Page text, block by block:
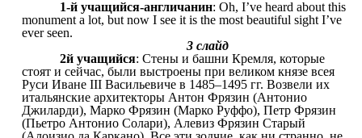
1-й учащийся-англичанин: Oh, I’ve heard about this
monument a lot, but now I see it is the most beautiful sight I’ve
ever seen.
3 слайд
2й учащийся: Стены и башни Кремля, которые
стоят и сейчас, были выстроены при великом князе всея
Руси Иване III Васильевиче в 1485–1495 гг. Возвели их
итальянские архитекторы Антон Фрязин (Антонио
Джиларди), Марко Фрязин (Марко Руффо), Петр Фрязин
(Пьетро Антонио Солари), Алевиз Фрязин Старый